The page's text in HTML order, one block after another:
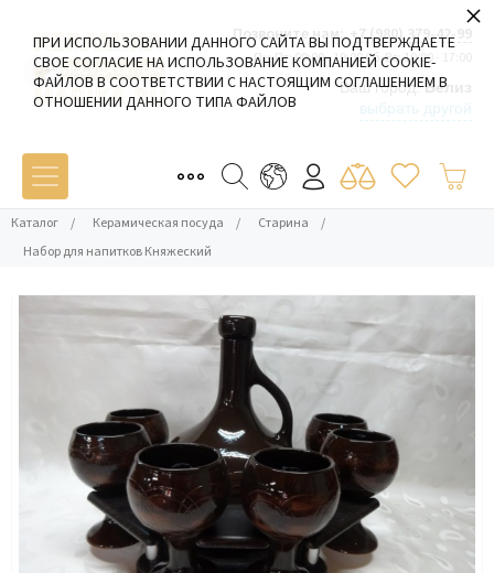
Позвоните нам: +7 (980) 379-42-99
Пн-Пт: 09:00 - 19:00 Сб-Вс: 10:00 - 17:00
Ваш город:Белиз
Каталог / Керамическая посуда / Старина
/
Набор для напитков Княжеский
ПРИ ИСПОЛЬЗОВАНИИ ДАННОГО САЙТА ВЫ ПОДТВЕРЖДАЕТЕ
СВОЕ СОГЛАСИЕ НА ИСПОЛЬЗОВАНИЕ КОМПАНИЕЙ COOKIE-
ФАЙЛОВ В СООТВЕТСТВИИ С НАСТОЯЩИМ СОГЛАШЕНИЕМ В
ОТНОШЕНИИ ДАННОГО ТИПА ФАЙЛОВ
×